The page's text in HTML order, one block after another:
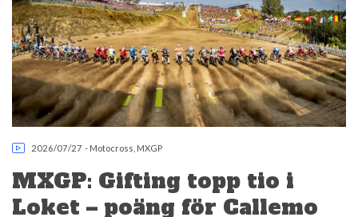
2026/07/27 - Motocross MXGP
MXGP: Gifting topp tio i
Loket – poäng för Callemo